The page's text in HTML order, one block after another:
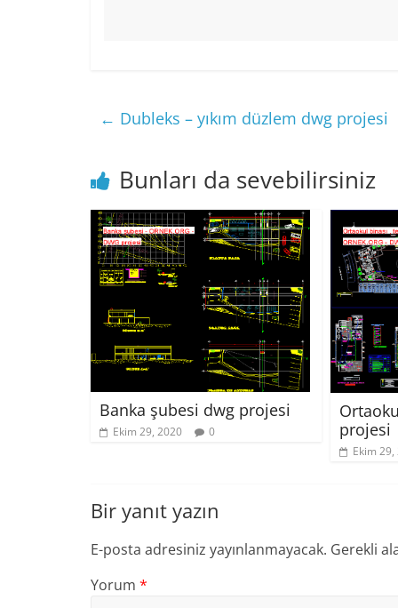
← Dubleks – yıkım düzlem dwg projesi
Bunları da sevebilirsiniz
Banka şubesi dwg projesi
Ekim 29, 2020 0
projesi
Ekim
Bir yanıt yazın
E-posta adresiniz yayınlanmayacak. Gerekli
Yorum *